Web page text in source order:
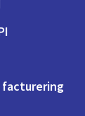
facturering